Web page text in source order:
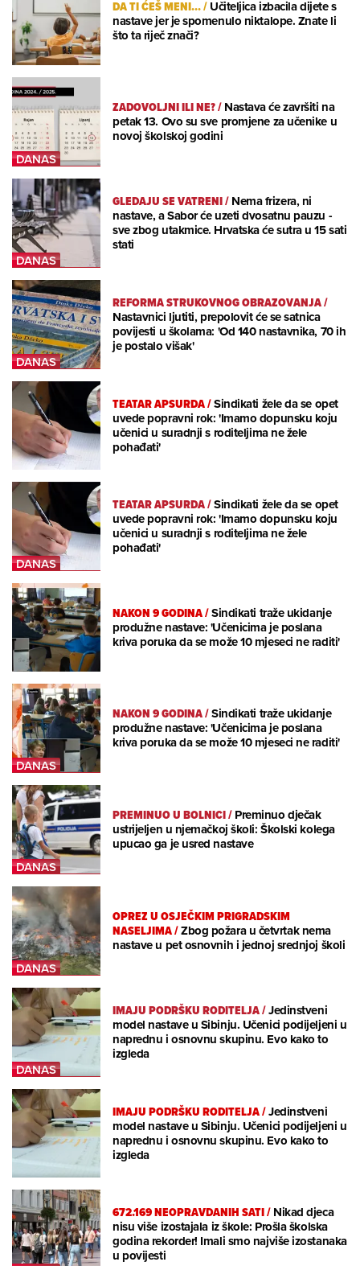
DA TI ĆEŠ MENI.../Učiteljica izbacila dijete s
nastave jer je spomenulo niktalope. Znate li
što ta riječ znači?
ZADOVOLJNI ILI NE?/Nastava će završiti na
petak 13. Ovo su sve promjene za učenike u
novoj školskoj godini
GLEDAJU SE VATRENI/Nema frizera, ni
nastave, a Sabor će uzeti dvosatnu pauzu -
sve zbog utakmice. Hrvatska će sutra u 15 sati
stati
REFORMA STRUKOVNOG OBRAZOVANJA/
Nastavnici ljutiti, prepolovit će se satnica
povijesti u školama: 'Od 140 nastavnika, 70 ih
je postalo višak'
TEATAR APSURDA/Sindikati žele da se opet
uvede popravni rok: 'Imamo dopunsku koju
učenici u suradnji s roditeljima ne žele
pohađati'
TEATAR APSURDA/Sindikati žele da se opet
uvede popravni rok: 'Imamo dopunsku koju
učenici u suradnji s roditeljima ne žele
pohađati'
NAKON 9 GODINA/Sindikati traže ukidanje
produžne nastave: 'Učenicima je poslana
kriva poruka da se može 10 mjeseci ne raditi'
NAKON 9 GODINA/Sindikati traže ukidanje
produžne nastave: 'Učenicima je poslana
kriva poruka da se može 10 mjeseci ne raditi'
PREMINUO U BOLNICI/Preminuo dječak
ustrijeljen u njemačkoj školi: Školski kolega
upucao ga je usred nastave
OPREZ U OSJEČKIM PRIGRADSKIM
NASELJIMA/Zbog požara u četvrtak nema
nastave u pet osnovnih i jednoj srednjoj školi
IMAJU PODRŠKU RODITELJA/Jedinstveni
model nastave u Sibinju. Učenici podijeljeni u
naprednu i osnovnu skupinu. Evo kako to
izgleda
IMAJU PODRŠKU RODITELJA/Jedinstveni
model nastave u Sibinju. Učenici podijeljeni u
naprednu i osnovnu skupinu. Evo kako to
izgleda
672.169 NEOPRAVDANIH SATI/Nikad djeca
nisu više izostajala iz škole: Prošla školska
godina rekorder! Imali smo najviše izostanaka
u povijesti